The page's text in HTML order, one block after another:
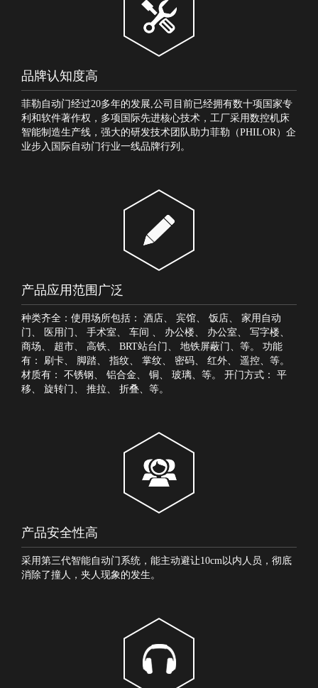
品牌认知度高
菲勒自动门经过20多年的发展,公司目前已经拥有数十项国家专
利和软件著作权，多项国际先进核心技术，工厂采用数控机床
智能制造生产线，强大的研发技术团队助力菲勒（PHILOR）企
业步入国际自动门行业一线品牌行列。
产品应用范围广泛
种类齐全：使用场所包括： 酒店、 宾馆、 饭店、 家用自动
门 、 医用门 、 手术室、 车间 、 办公楼、 办公室、 写字楼、
商场、 超市、 高铁、 BRT站台门 、 地铁屏蔽门 、等。 功能
有： 刷卡、 脚踏、 指纹、 掌纹、 密码、 红外、 遥控、等。
材质有： 不锈钢 、 铝合金、 铜 、 玻璃、等。 开门方式： 平
移、 旋转门 、 推拉、 折叠、等。
产品安全性高
采用第三代智能自动门系统，能主动避让10cm以内人员，彻底
消除了撞人，夹人现象的发生。